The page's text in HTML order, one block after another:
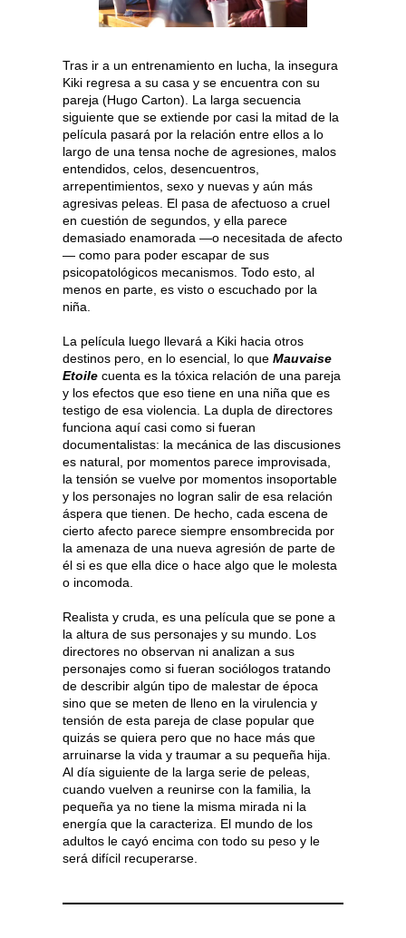
Tras ir a un entrenamiento en lucha, la insegura
Kiki regresa a su casa y se encuentra con su
pareja (Hugo Carton). La larga secuencia
siguiente que se extiende por casi la mitad de la
película pasará por la relación entre ellos a lo
largo de una tensa noche de agresiones, malos
entendidos, celos, desencuentros,
arrepentimientos, sexo y nuevas y aún más
agresivas peleas. El pasa de afectuoso a cruel
en cuestión de segundos, y ella parece
demasiado enamorada —o necesitada de afecto
— como para poder escapar de sus
psicopatológicos mecanismos. Todo esto, al
menos en parte, es visto o escuchado por la
niña.
La película luego llevará a Kiki hacia otros
destinos pero, en lo esencial, lo que Mauvaise
Etoile cuenta es la tóxica relación de una pareja
y los efectos que eso tiene en una niña que es
testigo de esa violencia. La dupla de directores
funciona aquí casi como si fueran
documentalistas: la mecánica de las discusiones
es natural, por momentos parece improvisada,
la tensión se vuelve por momentos insoportable
y los personajes no logran salir de esa relación
áspera que tienen. De hecho, cada escena de
cierto afecto parece siempre ensombrecida por
la amenaza de una nueva agresión de parte de
él si es que ella dice o hace algo que le molesta
o incomoda.
Realista y cruda, es una película que se pone a
la altura de sus personajes y su mundo. Los
directores no observan ni analizan a sus
personajes como si fueran sociólogos tratando
de describir algún tipo de malestar de época
sino que se meten de lleno en la virulencia y
tensión de esta pareja de clase popular que
quizás se quiera pero que no hace más que
arruinarse la vida y traumar a su pequeña hija.
Al día siguiente de la larga serie de peleas,
cuando vuelven a reunirse con la familia, la
pequeña ya no tiene la misma mirada ni la
energía que la caracteriza. El mundo de los
adultos le cayó encima con todo su peso y le
será difícil recuperarse.